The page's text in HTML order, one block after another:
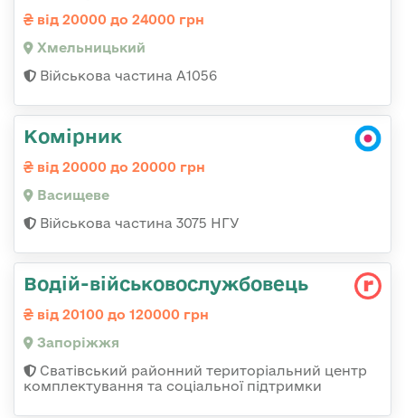
від 20000 до 24000 грн
Хмельницький
Військова частина А1056
Комірник
від 20000 до 20000 грн
Васищеве
Військова частина 3075 НГУ
Водій-військовослужбовець
від 20100 до 120000 грн
Запоріжжя
Сватівський районний територіальний центр
комплектування та соціальної підтримки